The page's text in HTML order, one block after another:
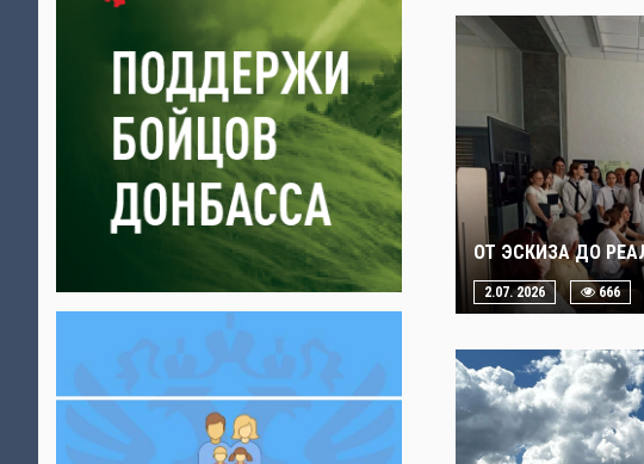
ОТ ЭСКИЗА ДО
2.07. 2026 666